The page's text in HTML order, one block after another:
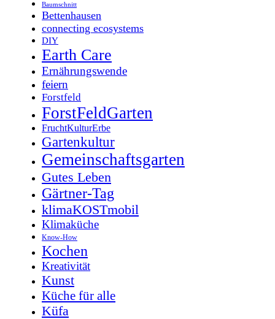
Baumschnitt
Bettenhausen
connecting ecosystems
DIY
Earth Care
Ernährungswende
feiern
Forstfeld
ForstFeldGarten
FruchtKulturErbe
Gartenkultur
Gemeinschaftsgarten
Gutes Leben
Gärtner-Tag
klimaKOSTmobil
Klimaküche
Know-How
Kochen
Kreativität
Kunst
Küche für alle
Küfa